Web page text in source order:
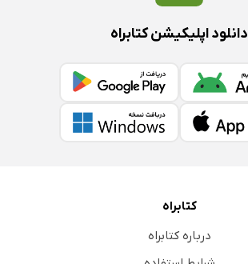
دانلود اپلیکیشن کتابراه
کتابراه
درباره کتابراه